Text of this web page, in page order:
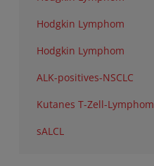
Hodgkin Lymphom
Hodgkin Lymphom
ALK-positives-NSCLC
Kutanes T-Zell-Lymphom
sALCL